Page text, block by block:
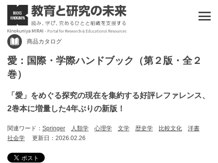
商品カタログ
愛：国際・学際ハンドブック（第２版・全２
巻）
「愛」をめぐる探究の現在を集約する好評レファレンス、
2巻本に増量した4年ぶりの新版！
関連ワード： Springer 人類学 心理学 文学 歴史学 比較文化
洋書
社会学
更新日：2026.02.26